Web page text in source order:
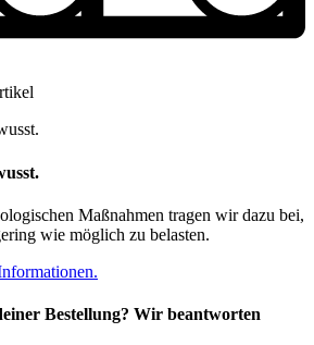
Maßnahmen tragen wir dazu bei,
wie möglich zu belasten.
Bestellung? Wir beantworten